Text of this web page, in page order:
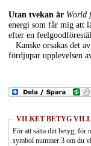
Utan tvekan är World
energi som får mig att
efter en
Kanske orsakas det av
fördjupar upplevelsen
VILKET BETYG VILL
För att sätta ditt betyg, för
symbol nummer 3 om du